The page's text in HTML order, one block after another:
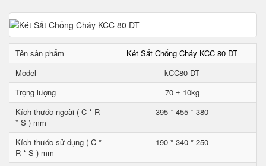
Tên sản phẩm
Két Sắt Chống Cháy KCC 80 DT
Model
kCC80 DT
Trọng lượng
70 ± 10kg
Kích thước ngoài ( C * R
* S ) mm
395 * 455 * 380
Kích thước sử dụng ( C *
R * S ) mm
190 * 340 * 250